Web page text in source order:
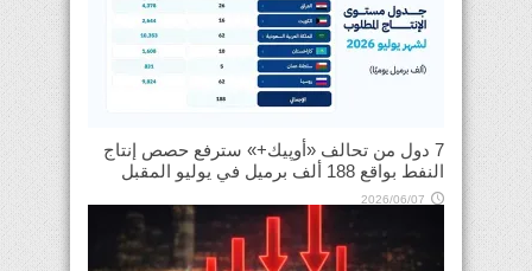
7 دول من تحالف «أوپيك+» سترفع حصص إنتاج
النفط بواقع 188 ألف برميل في يوليو المقبل
2026/06/07